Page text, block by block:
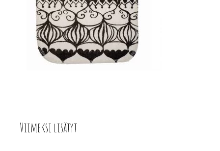
Viimeksi lisätyt